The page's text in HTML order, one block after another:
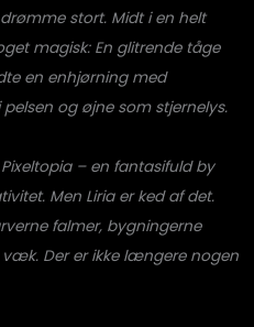
stort. Midt i en helt
magisk: En glitrende tåge
en enhjørning med
og øjne som stjernelys.
– en fantasifuld by
Men Liria er ked af det.
falmer, bygningerne
Der er ikke længere nogen